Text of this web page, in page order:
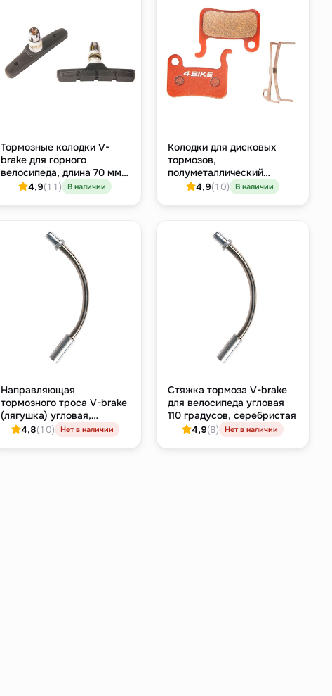
Тормозные колодки V-
brake для горного
велосипеда, длина 70 мм,
чёрные4,9(11) В наличии
Колодки для дисковых
тормозов,
полуметаллический
компаунд, для Shimano и
4,9(10) В наличии
Направляющая
тормозного троса V-brake
(лягушка) угловая,
серебристая
4,8(10) Нет в наличии
Стяжка тормоза V-brake
для велосипеда угловая
110 градусов, серебристая
4,9(8) Нет в наличии